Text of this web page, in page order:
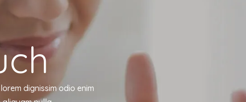
dignissim odio enim